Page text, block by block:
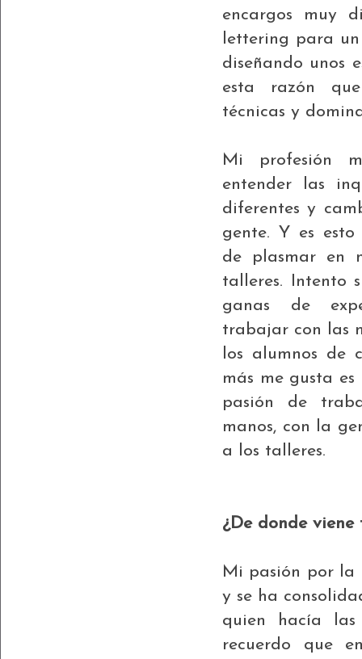
encargos muy
lettering para
diseñando unos
esta razón
técnicas y
Mi profesión
entender las
diferentes y
gente. Y es
de plasmar en
talleres. Intento
ganas de
trabajar con las
los alumnos de
más me gusta
pasión de
manos, con la
a los talleres.
¿De donde
Mi pasión por la
y se ha
quien hacía las
recuerdo que